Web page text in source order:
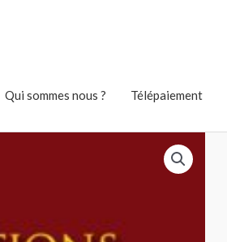
Qui sommes nous ? Télépaiement